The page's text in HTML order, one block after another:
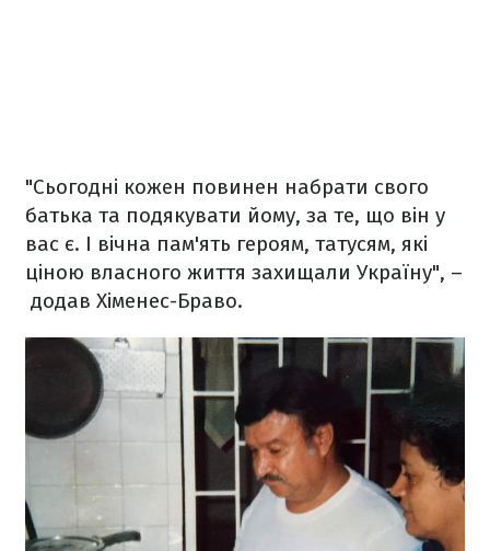
"Сьогодні кожен повинен набрати свого
батька та подякувати йому, за те, що він у
вас є. І вічна пам'ять героям, татусям, які
ціною власного життя захищали Україну", –
додав Хіменес-Браво.